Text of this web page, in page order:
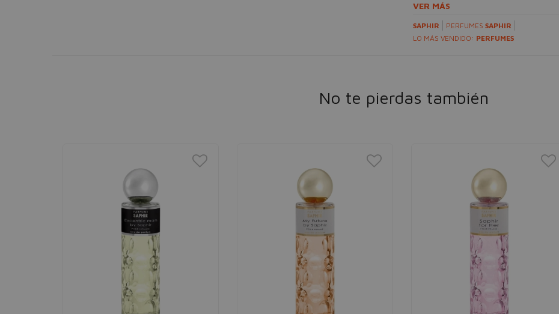
VER MÁS
SAPHIR PERFUMES SAPHIR
LO MÁS VENDIDO: PERFUMES
No te pierdas también